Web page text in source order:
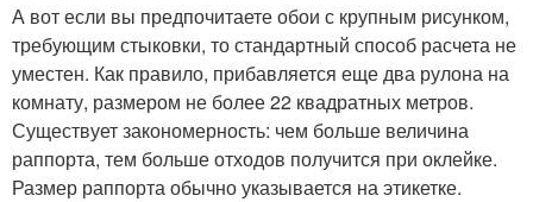
А вот если вы предпочитаете обои с крупным рисунком,
требующим стыковки, то стандартный способ расчета не
уместен. Как правило, прибавляется еще два рулона на
комнату, размером не более 22 квадратных метров.
Существует закономерность: чем больше величина
раппорта, тем больше отходов получится при оклейке.
Размер раппорта обычно указывается на этикетке.